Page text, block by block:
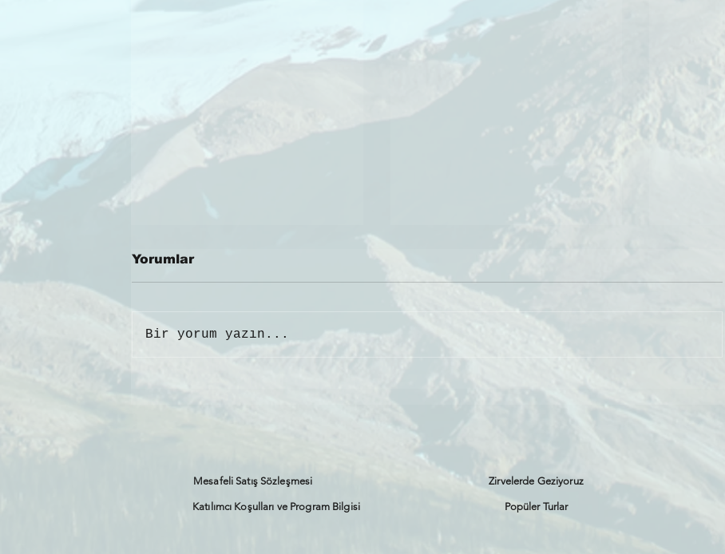
Yorumlar
Bir yorum yazın...
Mesafeli Satış Sözleşmesi
Katılımcı Koşulları ve Program Bilgisi
Zirvelerde Geziyoruz
Popüler Turlar